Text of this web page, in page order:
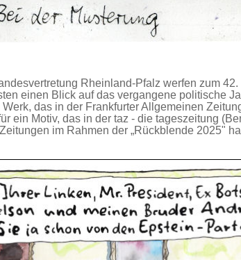
Rheinland-Pfalz werfen zum
einen Blick auf das vergangene politische
Werk, das in der Frankfurter Allgemeinen
ein Motiv, das in der taz - die tageszeitung
im Rahmen der „Rückblende 2025"